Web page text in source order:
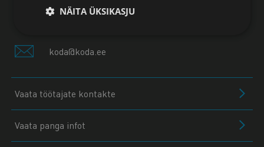
+372 604 0060
koda@koda.ee
Vaata töötajate kontakte
Vaata panga infot
NÄITA ÜKSIKASJU